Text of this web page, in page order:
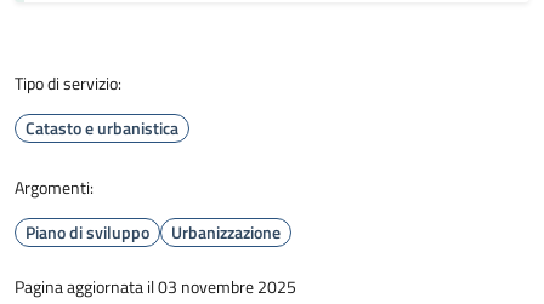
Tipo di servizio:
Catasto e urbanistica
Argomenti:
Piano di sviluppo
Urbanizzazione
Pagina aggiornata il 03 novembre 2025